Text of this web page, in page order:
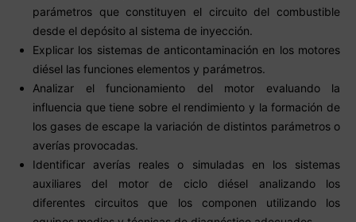
parámetros que constituyen el circuito del combustible
desde el depósito al sistema de inyección.
Explicar los sistemas de anticontaminación en los motores
diésel las funciones elementos y parámetros.
Analizar el funcionamiento del motor evaluando la
influencia que tiene sobre el rendimiento y la formación de
los gases de escape la variación de distintos parámetros o
averías provocadas.
Identificar averías reales o simuladas en los sistemas
auxiliares del motor de ciclo diésel analizando los
diferentes circuitos que los componen utilizando los